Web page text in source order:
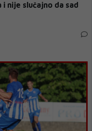
nije slučajno da sad